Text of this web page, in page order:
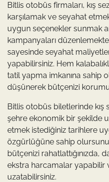
Bitlis otobüs firmaları, kış
karşılamak ve seyahat
uygun seçenekler sunmak
kampanyaları
sayesinde seyahat
yapabilirsiniz. Hem
tatil yapma imkanına sahip
düşünerek bütçenizi
Bitlis otobüs biletlerinde
şehre ekonomik bir şekilde
etmek istediğiniz tarihlere
özgürlüğüne sahip
bütçenizi rahatlattığınızda,
ekstra harcamalar yapabilir
uzatabilirsiniz.